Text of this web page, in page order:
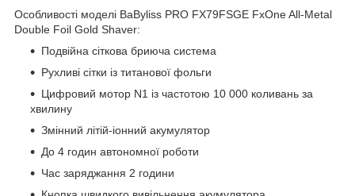
Особливості моделі BaByliss PRO FX79FSGE FxOne All-Metal
Double Foil Gold Shaver:
Подвійна сіткова бриюча система
Рухливі сітки із титанової фольги
Цифровий мотор N1 із частотою 10 000 коливань за
хвилину
Змінний літій-іонний акумулятор
До 4 годин автономної роботи
Час заряджання 2 години